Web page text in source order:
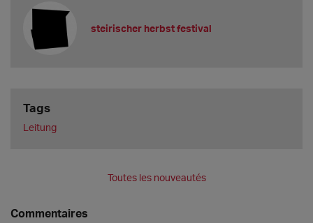
steirischer herbst festival
Tags
Leitung
Toutes les nouveautés
Commentaires